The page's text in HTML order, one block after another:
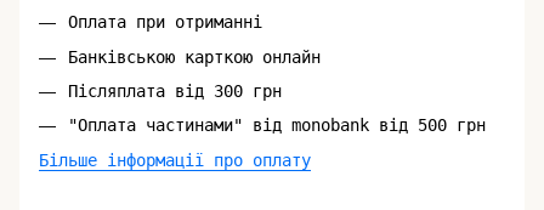
Оплата при отриманні
Банківською карткою онлайн
Післяплата від 300 грн
"Оплата частинами" від monobank від 500 грн
Більше інформації про оплату